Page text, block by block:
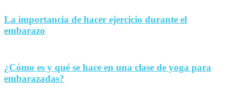
La importancia de hacer ejercicio durante el
embarazo
¿Cómo es y qué se hace en una clase de yoga para
embarazadas?